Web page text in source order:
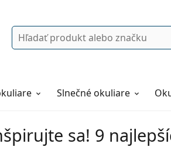
Vyhľadávanie
Slnečné okuliare
sa! 9